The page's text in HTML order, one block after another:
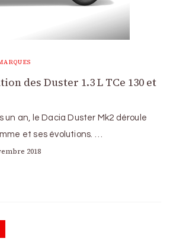
des Duster 1.3 L TCe 130 et
un an, le Dacia Duster Mk2 déroule
et ses évolutions. …
2018